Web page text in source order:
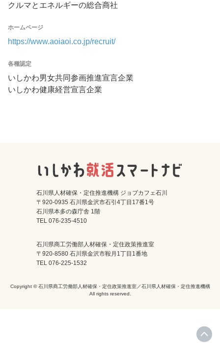
クルマとエネルギーの総合商社
ホームページ
https://www.aoiaoi.co.jp/recruit/
各種認定
いしかわ男女共同参画推進宣言企業
いしかわ健康経営宣言企業
石川県人材確保・定住推進機構 ジョブカフェ石川
〒920-0935 石川県金沢市石引4丁目17番1号
石川県本多の森庁舎 1階
TEL 076-235-4510
石川県商工労働部人材確保・定住政策推進室
〒920-8580 石川県金沢市鞍月1丁目1番地
TEL 076-225-1532
Copyright © 石川県商工労働部人材確保・定住政策推進室／石川県人材確保・定住推進機構
All rights reserved.